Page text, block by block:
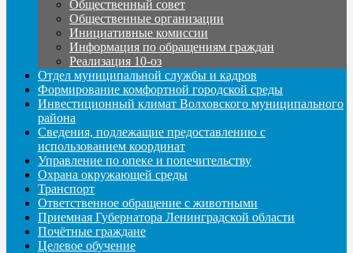
Общественный совет
Общественные организации
Инициативные комиссии
Информация по обращениям граждан
Реализация 10-оз
Отдел муниципальной службы и кадров
Формирование комфортной городской среды
Инвестиционный климат Волховского муниципального
района
Сведения, подлежащие предоставлению с
использованием координат
Управление по опеке и попечительству
Охрана окружающей среды
Транспорт
Ответственное обращение с животными
Приемная Губернатора Ленинградской области
Почётные граждане
Целевое обучение